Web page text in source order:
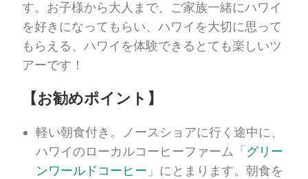
す。お子様から大人まで、ご家族一緒にハワイ
を好きになってもらい、ハワイを大切に思って
もらえる、ハワイを体験できるとても楽しいツ
アーです！
【お勧めポイント】
軽い朝食付き。ノースショアに行く途中に、
ハワイのローカルコーヒーファーム「グリー
ンワールドコーヒー 」にとまります。朝食を